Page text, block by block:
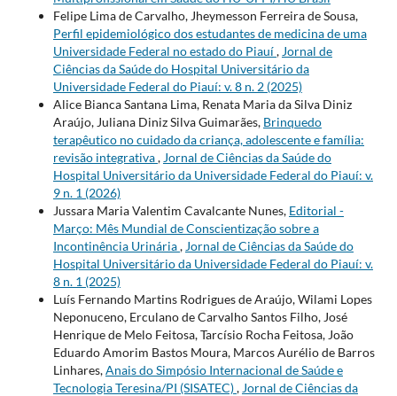
Felipe Lima de Carvalho, Jheymesson Ferreira de Sousa,
Perfil epidemiológico dos estudantes de medicina de uma
Universidade Federal no estado do Piauí, Jornal de
Ciências da Saúde do Hospital Universitário da
Universidade Federal do Piauí: v. 8 n. 2 (2025)
Alice Bianca Santana Lima, Renata Maria da Silva Diniz
Araújo, Juliana Diniz Silva Guimarães, Brinquedo
terapêutico no cuidado da criança, adolescente e família:
revisão integrativa, Jornal de Ciências da Saúde do
Hospital Universitário da Universidade Federal do Piauí: v.
9 n. 1 (2026)
Jussara Maria Valentim Cavalcante Nunes, Editorial -
Março: Mês Mundial de Conscientização sobre a
Incontinência Urinária, Jornal de Ciências da Saúde do
Hospital Universitário da Universidade Federal do Piauí: v.
8 n. 1 (2025)
Luís Fernando Martins Rodrigues de Araújo, Wilami Lopes
Neponuceno, Erculano de Carvalho Santos Filho, José
Henrique de Melo Feitosa, Tarcísio Rocha Feitosa, João
Eduardo Amorim Bastos Moura, Marcos Aurélio de Barros
Linhares,Anais do Simpósio Internacional de Saúde e
Tecnologia Teresina/PI (SISATEC), Jornal de Ciências da